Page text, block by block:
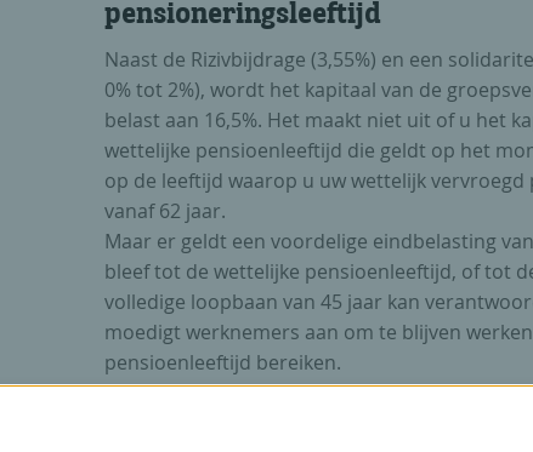
pensioneringsleeftijd
Naast de Rizivbijdrage (3,55%) en een
0% tot 2%), wordt het kapitaal van de
belast aan 16,5%. Het maakt niet uit of u het
wettelijke pensioenleeftijd die geldt op het
op de leeftijd waarop u uw wettelijk vervroegd
vanaf 62 jaar.
Maar er geldt een voordelige eindbelasting
bleef tot de wettelijke pensioenleeftijd, of tot
volledige loopbaan van 45 jaar kan
moedigt werknemers aan om te blijven
pensioenleeftijd bereiken.